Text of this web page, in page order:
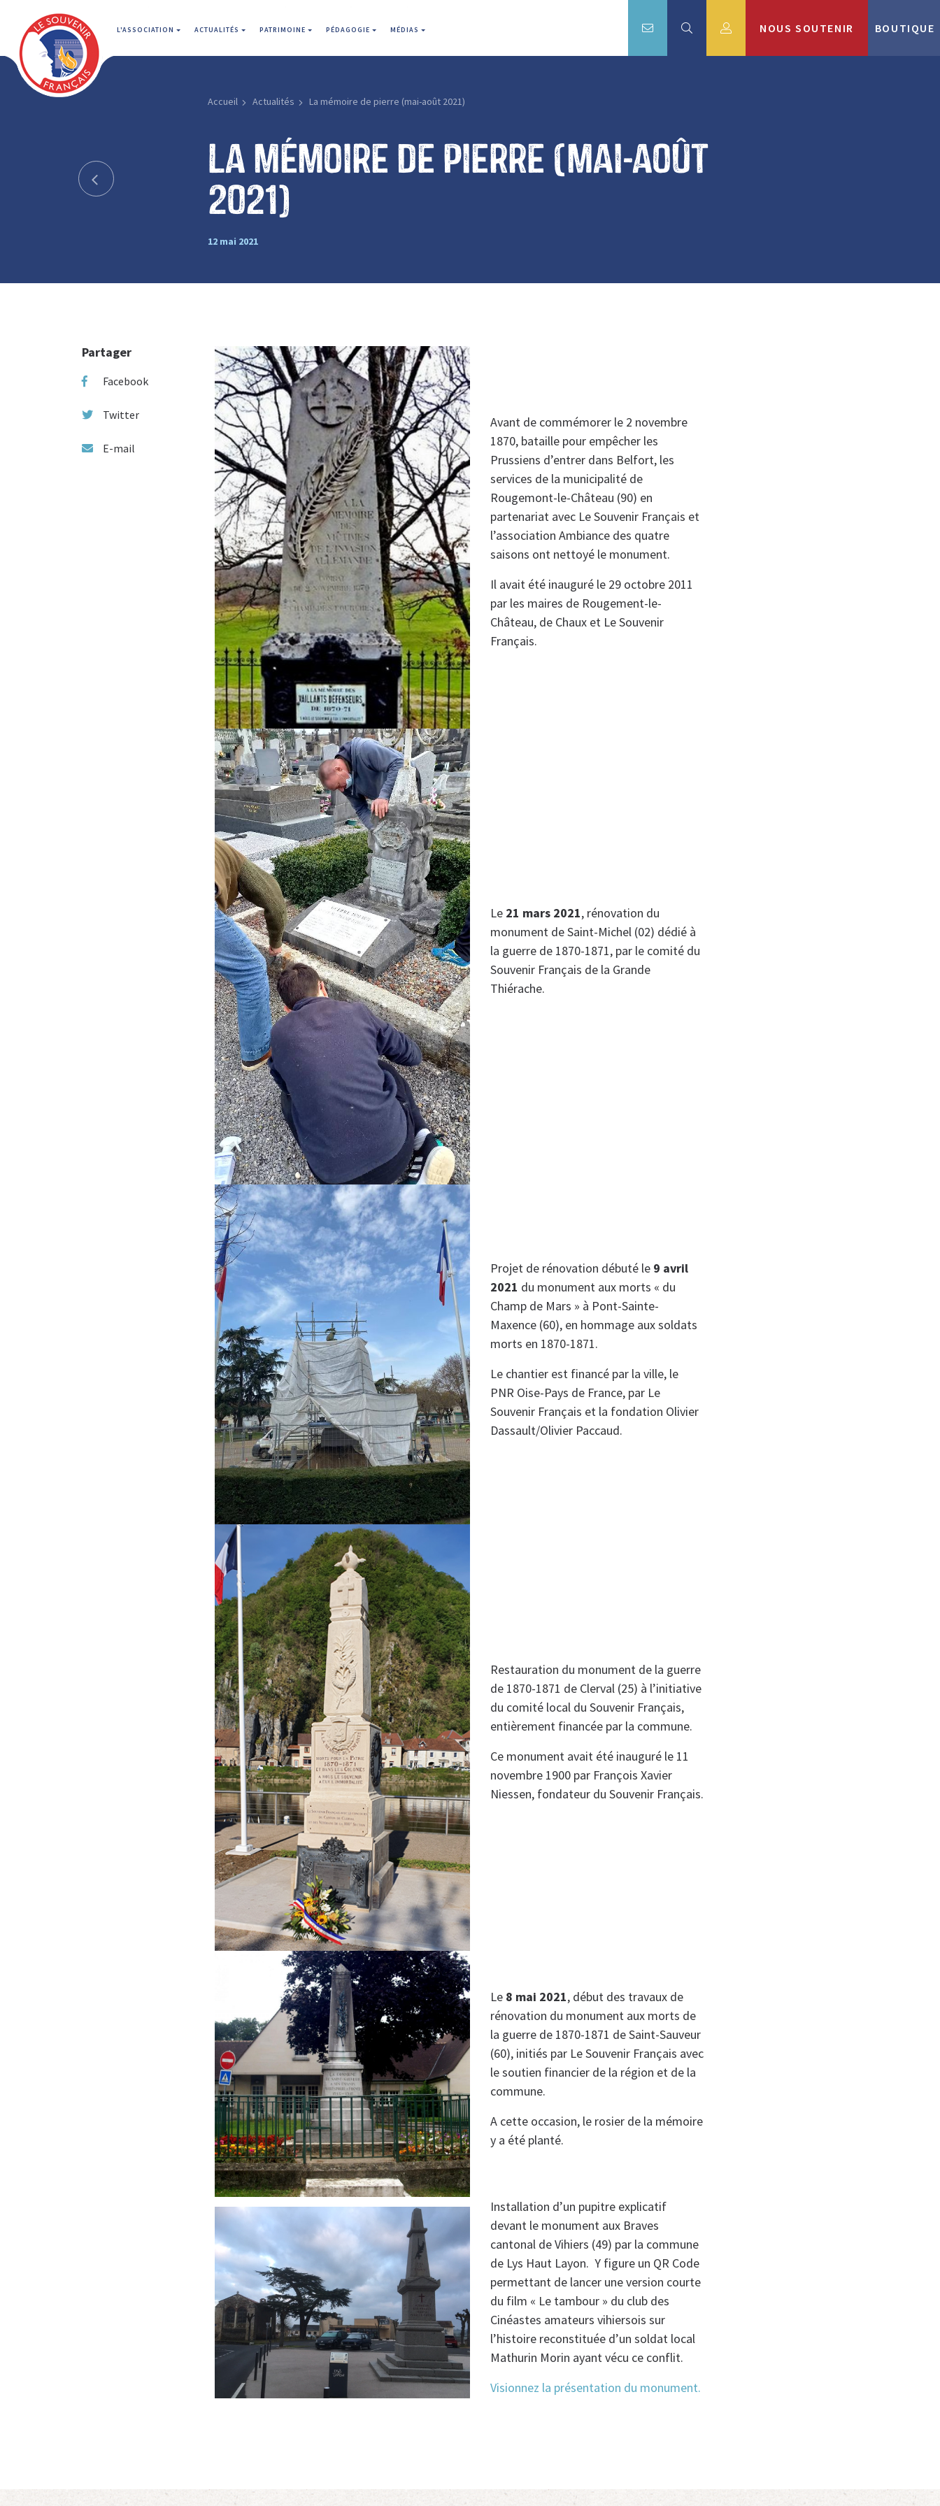
L'ASSOCIATION ACTUALITÉS PATRIMOINE PÉDAGOGIE MÉDIAS NOUS SOUTENIR BOUTIQUE
Accueil Actualités La mémoire de pierre (mai-août 2021)
La mémoire de pierre (mai-août
2021)
12 mai 2021
Partager
Facebook
Twitter
E-mail
Avant de commémorer le 2 novembre
1870, bataille pour empêcher les
Prussiens d’entrer dans Belfort, les
services de la municipalité de
Rougemont-le-Château (90) en
partenariat avec Le Souvenir Français et
l’association Ambiance des quatre
saisons ont nettoyé le monument.
Il avait été inauguré le 29 octobre 2011
par les maires de Rougement-le-
Château, de Chaux et Le Souvenir
Français.
Le 21 mars 2021, rénovation du
monument de Saint-Michel (02) dédié à
la guerre de 1870-1871, par le comité du
Souvenir Français de la Grande
Thiérache.
Projet de rénovation débuté le 9 avril
2021 du monument aux morts « du
Champ de Mars » à Pont-Sainte-
Maxence (60), en hommage aux soldats
morts en 1870-1871.
Le chantier est financé par la ville, le
PNR Oise-Pays de France, par Le
Souvenir Français et la fondation Olivier
Dassault/Olivier Paccaud.
Restauration du monument de la guerre
de 1870-1871 de Clerval (25) à l’initiative
du comité local du Souvenir Français,
entièrement financée par la commune.
Ce monument avait été inauguré le 11
novembre 1900 par François Xavier
Niessen, fondateur du Souvenir Français.
Le 8 mai 2021, début des travaux de
rénovation du monument aux morts de
la guerre de 1870-1871 de Saint-Sauveur
(60), initiés par Le Souvenir Français avec
le soutien financier de la région et de la
commune.
A cette occasion, le rosier de la mémoire
y a été planté.
Installation d’un pupitre explicatif
devant le monument aux Braves
cantonal de Vihiers (49) par la commune
de Lys Haut Layon. Y figure un QR Code
permettant de lancer une version courte
du film « Le tambour » du club des
Cinéastes amateurs vihiersois sur
l’histoire reconstituée d’un soldat local
Mathurin Morin ayant vécu ce conflit.
Visionnez la présentation du monument.